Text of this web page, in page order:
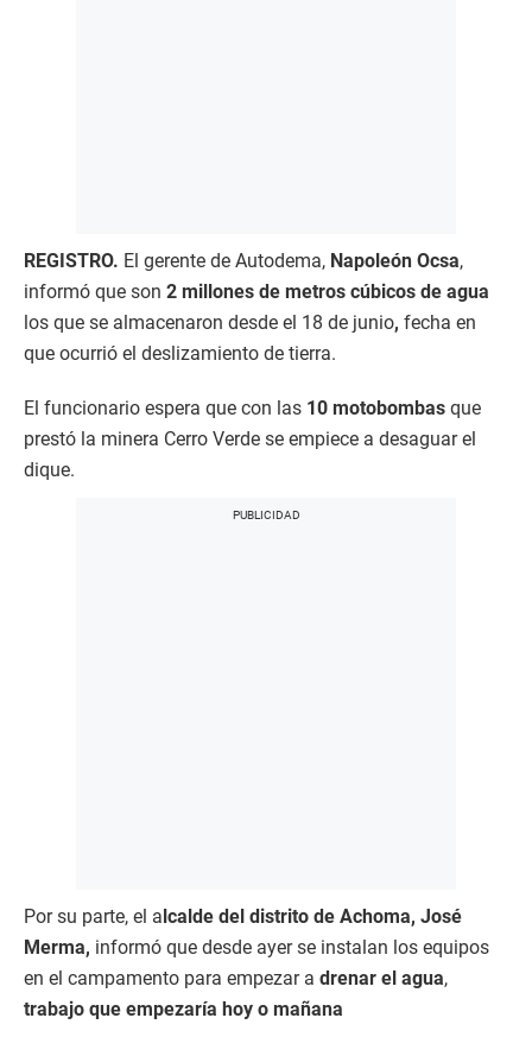
REGISTRO. El gerente de Autodema, Napoleón Ocsa,
informó que son 2 millones de metros cúbicos de agua
los que se almacenaron desde el 18 de junio, fecha en
que ocurrió el deslizamiento de tierra.
El funcionario espera que con las 10 motobombas que
prestó la minera Cerro Verde se empiece a desaguar el
dique.
Por su parte, el alcalde del distrito de Achoma, José
Merma, informó que desde ayer se instalan los equipos
en el campamento para empezar a drenar el agua,
trabajo que empezaría hoy o mañana